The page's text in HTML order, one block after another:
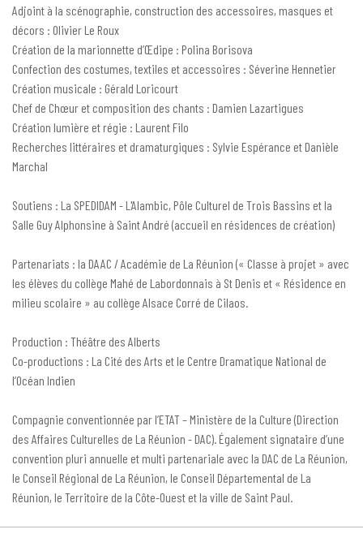
Adjoint à la scénographie, construction des accessoires, masques et
décors : Olivier Le Roux
Création de la marionnette d’Œdipe : Polina Borisova
Confection des costumes, textiles et accessoires : Séverine Hennetier
Création musicale : Gérald Loricourt
Chef de Chœur et composition des chants : Damien Lazartigues
Création lumière et régie : Laurent Filo
Recherches littéraires et dramaturgiques : Sylvie Espérance et Danièle
Marchal
Soutiens : La SPEDIDAM - L'Alambic, Pôle Culturel de Trois Bassins et la
Salle Guy Alphonsine à Saint André (accueil en résidences de création)
Partenariats : la DAAC / Académie de La Réunion (« Classe à projet » avec
les élèves du collège Mahé de Labordonnais à St Denis et « Résidence en
milieu scolaire » au collège Alsace Corré de Cilaos.
Production : Théâtre des Alberts
Co-productions : La Cité des Arts et le Centre Dramatique National de
l’Océan Indien
Compagnie conventionnée par l’ETAT – Ministère de la Culture (Direction
des Affaires Culturelles de La Réunion - DAC). Également signataire d’une
convention pluri annuelle et multi partenariale avec la DAC de La Réunion,
le Conseil Régional de La Réunion, le Conseil Départemental de La
Réunion, le Territoire de la Côte-Ouest et la ville de Saint Paul.